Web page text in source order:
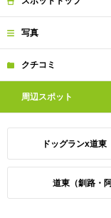
写真
クチコミ
周辺スポット
ドッグランx道
道東（釧路・